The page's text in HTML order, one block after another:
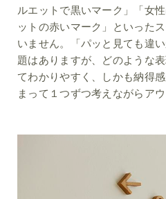
ルエットで黒いマーク」「女
ットの赤いマーク」といった
いません。「パッと見ても違
題はありますが、どのような
てわかりやすく、しかも納得
まって１つずつ考えながらア